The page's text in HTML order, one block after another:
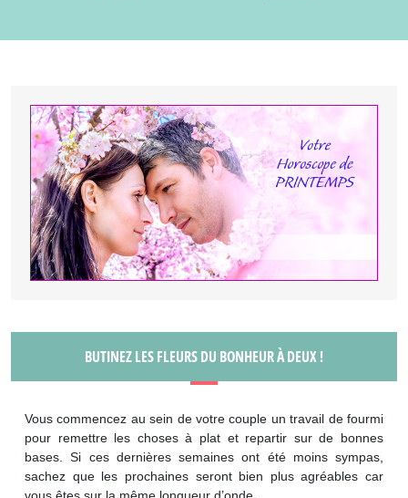
BUTINEZ LES FLEURS DU BONHEUR À DEUX !
Vous commencez au sein de votre couple un travail de fourmi
pour remettre les choses à plat et repartir sur de bonnes
bases. Si ces dernières semaines ont été moins sympas,
sachez que les prochaines seront bien plus agréables car